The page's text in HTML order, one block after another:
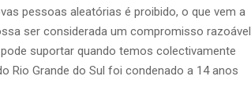
pessoas aleatórias é proibido, o que vem a
ser considerada um compromisso razoável
suportar quando temos colectivamente
Rio Grande do Sul foi condenado a 14 anos